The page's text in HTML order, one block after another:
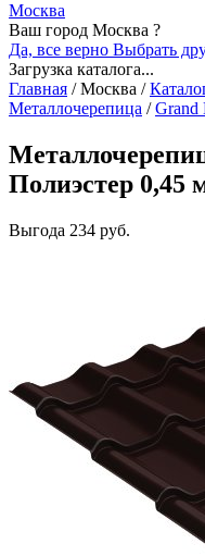
Москва
Ваш город Москва ?
Да, все верно Выбрать
Загрузка каталога...
Главная /Москва /
Металлочерепица / Grand
Полиэстер 0,45
Выгода 234 руб.